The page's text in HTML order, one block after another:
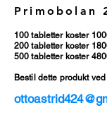
Primobolan
100 tabletter koster
200 tabletter koster
500 tabletter koster
Bestil dette produkt